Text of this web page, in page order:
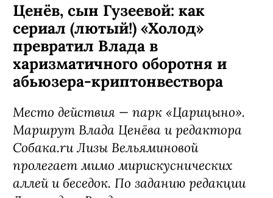
Ценёв, сын Гузеевой: как
сериал (лютый!) «Холод»
превратил Влада в
харизматичного оборотня и
абьюзера-криптонвествора
Место действия — парк «Царицыно».
Маршрут Влада Ценёва и редактора
Собака.ru Лизы Вельяминовой
пролегает мимо мирискуснических
аллей и беседок. По заданию редакции